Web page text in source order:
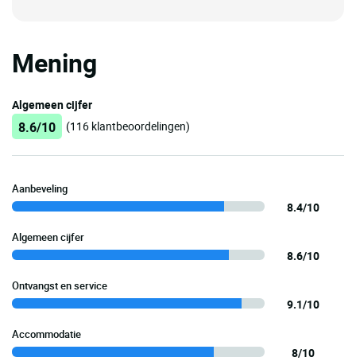
Mening
Algemeen cijfer
8.6/10 (116 klantbeoordelingen)
Aanbeveling
8.4/10
Algemeen cijfer
8.6/10
Ontvangst en service
9.1/10
Accommodatie
8/10